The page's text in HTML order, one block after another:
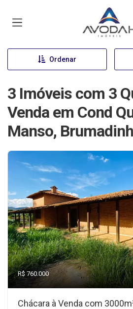
Página inicial
Ordenar
3 Imóveis com 3
Venda em Cond
Manso,
R$ 760.000
Chácara à Venda com